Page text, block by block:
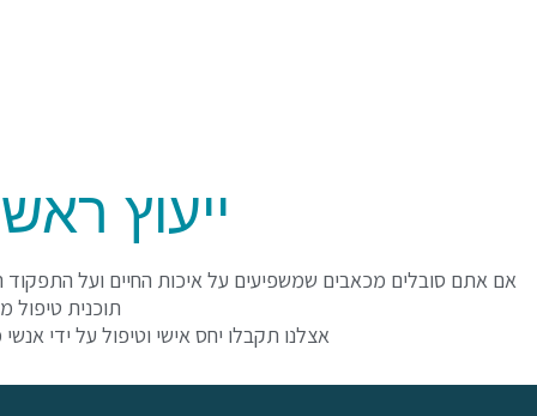
ייעוץ
אם אתם סובלים מכאבים שמשפיעים על איכות החיים ועל התפקוד
תוכנית טיפול
אצלנו תקבלו יחס אישי וטיפול על ידי